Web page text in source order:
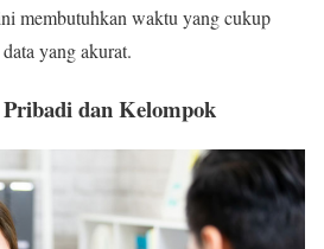
membutuhkan waktu yang cukup
yang akurat.
dan Kelompok